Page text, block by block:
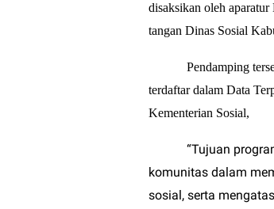
disaksikan oleh
tangan Dinas Sosial
Pendamping
terdaftar dalam Data
Kementerian Sosial,
“Tujuan
komunitas dalam
sosial, serta